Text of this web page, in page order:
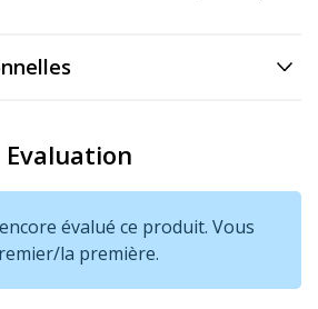
Evaluation
évalué ce produit. Vous
la première.